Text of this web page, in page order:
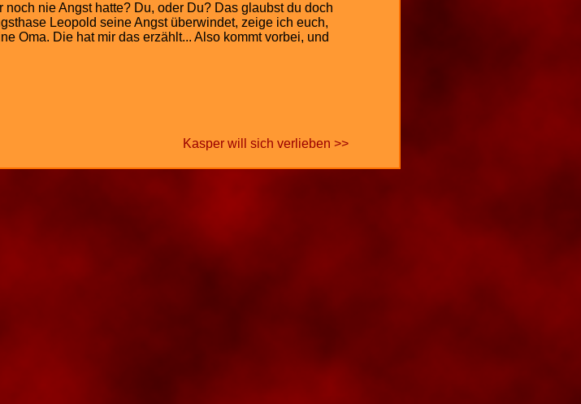
nie Angst hatte? Du, oder Du? Das glaubst du doch
Leopold seine Angst überwindet, zeige ich euch,
Oma. Die hat mir das erzählt... Also kommt vorbei, und
Kasper will sich verlieben >>